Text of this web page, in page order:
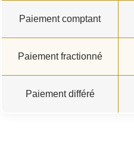
Paiement comptant
Paiement fractionné
Paiement différé